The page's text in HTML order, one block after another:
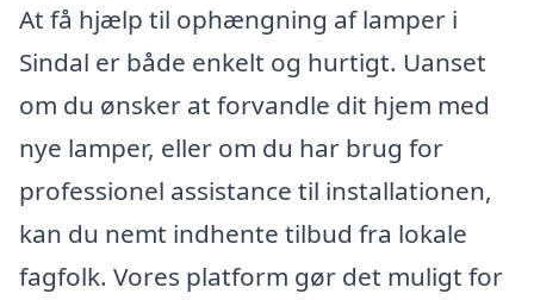
At få hjælp til ophængning af lamper i
Sindal er både enkelt og hurtigt. Uanset
om du ønsker at forvandle dit hjem med
nye lamper, eller om du har brug for
professionel assistance til installationen,
kan du nemt indhente tilbud fra lokale
fagfolk. Vores platform gør det muligt for